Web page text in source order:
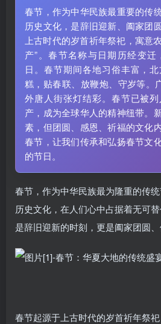
春节，作为中华民族最重要的传
历史文化，是辞旧迎新、阖家团
上古时代的岁首祈年祭祀，寓意
产”。春节名称与日期历经变迁
日。春节期间各地习俗丰富，
糕，贴春联、放鞭炮、守岁等。
外唐人街张灯结彩。春节已被
产，成为全球华人的精神纽带。
素，但团圆、感恩、祈福的文化
春节，让我们传承和弘扬春节文
的节日。
春节，作为中华民族最为隆重的传
历史文化，在人们心中占据着无可
是辞旧迎新的时刻，更是阖家团圆、
春节起源于上古时代的岁首祈年祭